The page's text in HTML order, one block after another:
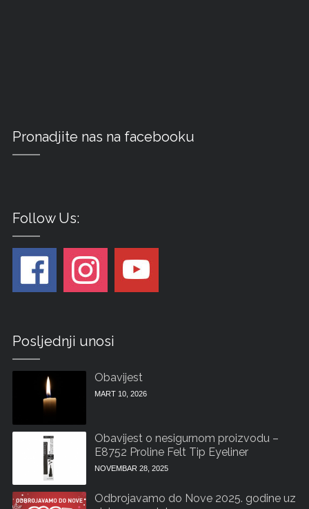
Pronadjite nas na facebooku
Follow Us:
Posljednji unosi
Obavijest
MART 10, 2026
Obavijest o nesigurnom proizvodu –
E8752 Proline Felt Tip Eyeliner
NOVEMBAR 28, 2025
Odbrojavamo do Nove 2025. godine uz